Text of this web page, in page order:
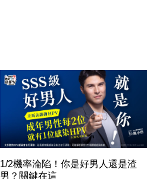
1/2機率淪陷！你是好男人還是渣
男？關鍵在這